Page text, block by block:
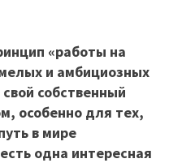
«работы на
и амбициозных
собственный
особенно для тех,
в мире
одна интересная